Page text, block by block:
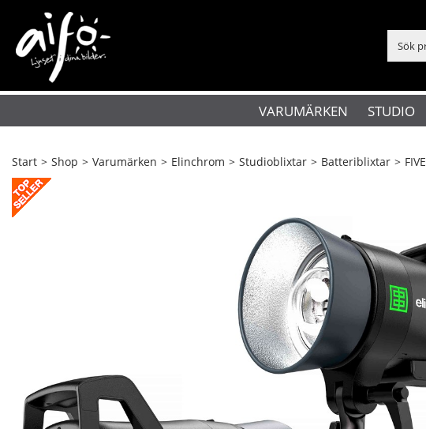
VARUMÄRKEN STUDIO
Start > Shop > Varumärken > Elinchrom > Studioblixtar > Batteriblixtar > FIVE